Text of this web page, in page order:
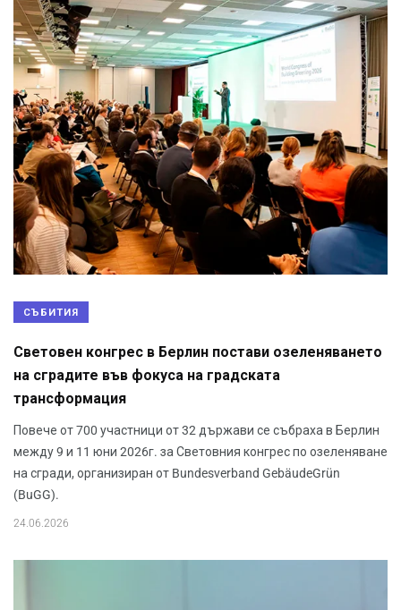
СЪБИТИЯ
Световен конгрес в Берлин постави озеленяването
на сградите във фокуса на градската
трансформация
Повече от 700 участници от 32 държави се събраха в Берлин
между 9 и 11 юни 2026г. за Световния конгрес по озеленяване
на сгради, организиран от Bundesverband GebäudeGrün
(BuGG).
24.06.2026